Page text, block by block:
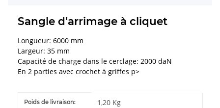
Sangle d'arrimage à cliquet
Longueur: 6000 mm
Largeur: 35 mm
Capacité de charge dans le cerclage: 2000 daN
En 2 parties avec crochet à griffes p>
#productDetails.itemInformation#
#productDetails.itemValue#
Poids de livraison: 1,20 Kg